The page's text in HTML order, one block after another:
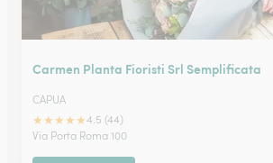
Carmen Planta Fioristi Srl Semplificata
CAPUA
★★★★★4.5 (44)
Via Porta Roma 100